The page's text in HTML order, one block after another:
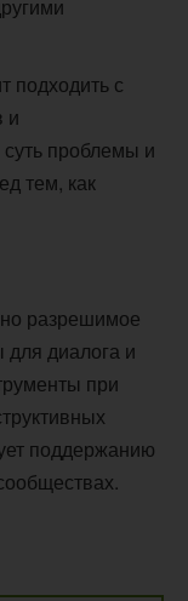
подходить с
и
суть проблемы и
тем, как
разрешимое
для диалога и
при
поддержанию